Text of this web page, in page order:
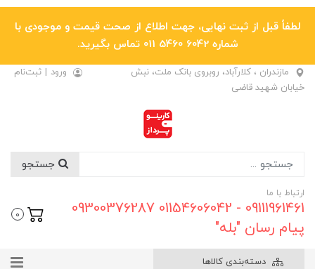
لطفاً قبل از ثبت نهایی، جهت اطلاع از صحت قیمت و موجودی با
شماره 6042 5460 011 تماس بگیرید.
مازندران ، کلارآباد، روبروی بانک ملت، نبش
خیابان شهید قاضی
ورود | ثبت‌نام
ارتباط با ما
09111961461 - 01154606042 09300376287
پیام رسان "بله"
0
دسته‌بندی کالاها